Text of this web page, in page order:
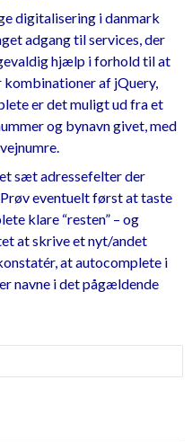
digitalisering i danmark
adgang til services, der
hjælp i forhold til at
af jQuery,
er det muligt ud fra et
og bynavn givet, med
sæt adressefelter der
eventuelt først at taste
klare “resten” – og
at skrive et nyt/andet
at autocomplete i
navne i det pågældende